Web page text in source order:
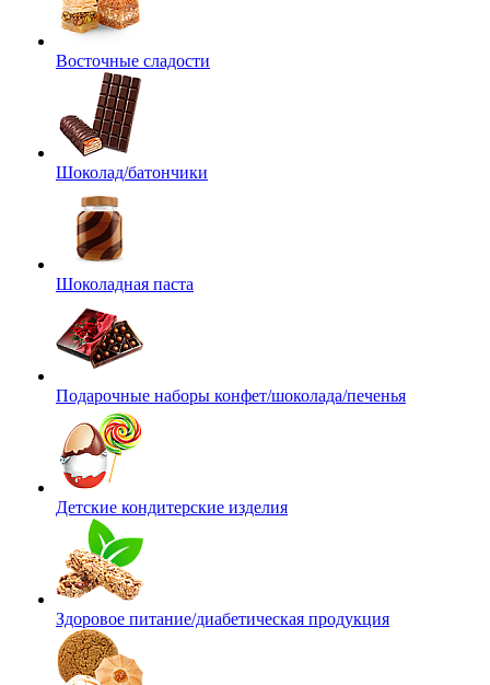
Восточные сладости
Шоколад/батончики
Шоколадная паста
Подарочные наборы конфет/шоколада/печенья
Детские кондитерские изделия
Здоровое питание/диабетическая продукция